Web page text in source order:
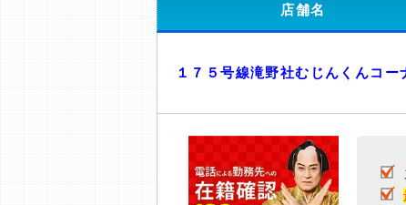
店舗名
１７５号線滝野社むじんくんコー